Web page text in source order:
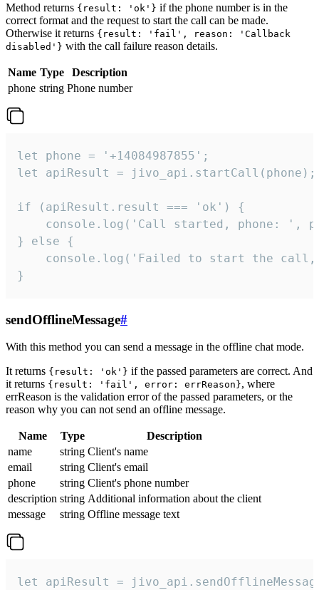
Method returns {result: 'ok'} if the phone number is in the
correct format and the request to start the call can be made.
Otherwise it returns {result: 'fail', reason: 'Callback
disabled'} with the call failure reason details.
Name Type
Description
phone string Phone number
let phone = '+14084987855';
let apiResult = jivo_api.startCall(phone);
if (apiResult.result === 'ok') {
console.log('Call started, phone: ',
} else {
console.log('Failed to start the
}
sendOfflineMessage#
With this method you can send a message in the offline chat mode.
It returns {result: 'ok'} if the passed parameters are correct. And
it returns {result: 'fail', error: errReason}, where
errReason is the validation error of the passed parameters, or the
reason why you can not send an offline message.
Name Type
Description
name
string Client's name
email
string Client's email
phone
string Client's phone number
description string Additional information about the client
message
string Offline message text
let apiResult =